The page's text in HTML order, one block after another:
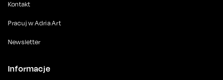
Kontakt
Pracuj w Adria Art
Newsletter
Informacje